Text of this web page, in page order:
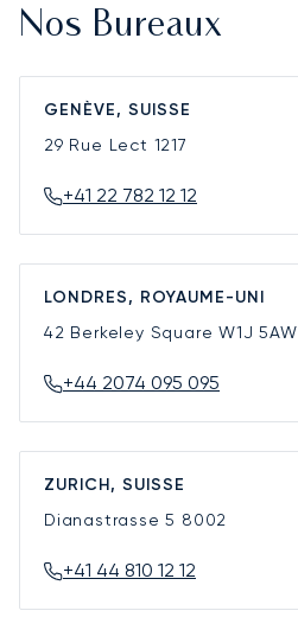
Nos Bureaux
GENÈVE, SUISSE
29 Rue Lect 1217
+41 22 782 12 12
LONDRES, ROYAUME-UNI
42 Berkeley SquareW1J 5AW
+44 2074 095 095
ZURICH, SUISSE
Dianastrasse 5 8002
+41 44 810 12 12